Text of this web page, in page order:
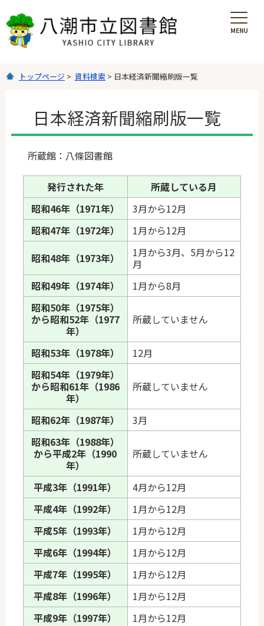
MENU
トップページ > 資料検索 > 日本経済新聞縮刷版一覧
日本経済新聞縮刷版一覧
所蔵館：八條図書館
発行された年
所蔵している月
昭和46年（1971年）
3月から12月
昭和47年（1972年）
1月から12月
昭和48年（1973年）
1月から3月、5月から12
月
昭和49年（1974年）
1月から8月
昭和50年（1975年）
から昭和52年（1977
年）
所蔵していません
昭和53年（1978年）
12月
昭和54年（1979年）
から昭和61年（1986
年）
所蔵していません
昭和62年（1987年）
3月
昭和63年（1988年）
から平成2年（1990
年）
所蔵していません
平成3年（1991年）
4月から12月
平成4年（1992年）
1月から12月
平成5年（1993年）
1月から12月
平成6年（1994年）
1月から12月
平成7年（1995年）
1月から12月
平成8年（1996年）
1月から12月
平成9年（1997年）
1月から12月